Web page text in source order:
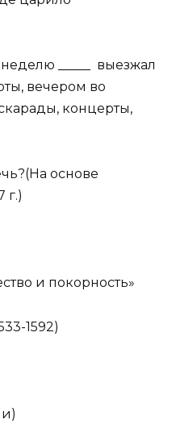
_____ выезжал
вечером во
концерты,
основе
г.)
и покорность»
1592)